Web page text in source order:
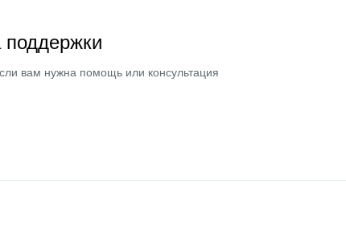
вам нужна помощь или консультация